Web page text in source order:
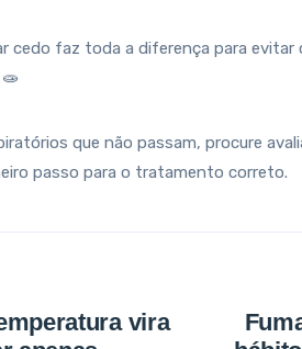
cedo faz toda a diferença para evitar
que não passam, procure
passo para o tratamento correto.
vira